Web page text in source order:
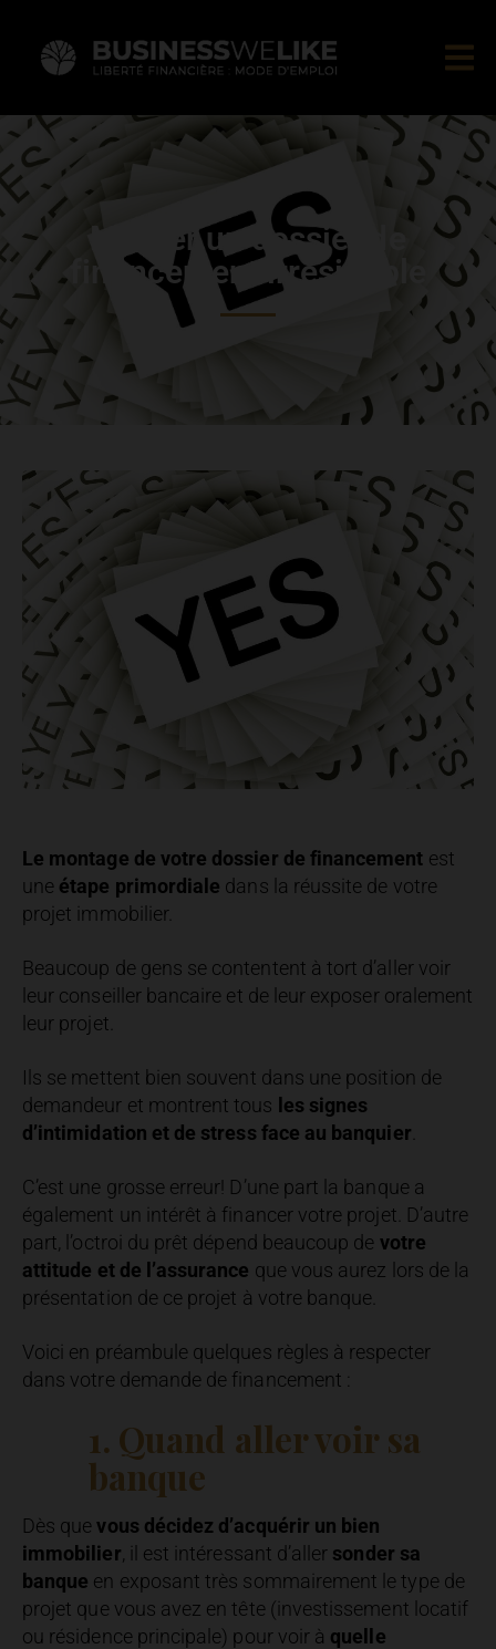
Monter un dossier de
financement irrésistible
Le montage de votre dossier de financement est
une étape primordiale dans la réussite de votre
projet immobilier.
Beaucoup de gens se contentent à tort d’aller voir
leur conseiller bancaire et de leur exposer oralement
leur projet.
Ils se mettent bien souvent dans une position de
demandeur et montrent tous les signes
d’intimidation et de stress face au banquier
C’est une grosse erreur! D’une part la banque a
également un intérêt à financer votre projet. D’autre
part, l’octroi du prêt dépend beaucoup de votre
attitude et de l’assurance que vous aurez lors de la
présentation de ce projet à votre banque.
Voici en préambule quelques règles à respecter
dans votre demande de financement :
1. Quand aller voir sa
banque
Dès quevous décidez d’acquérir un bien
immobilier, il est intéressant d’aller sonder sa
banque en exposant très sommairement le type de
projet que vous avez en tête (investissement locatif
ou résidence principale) pour voir à quelle